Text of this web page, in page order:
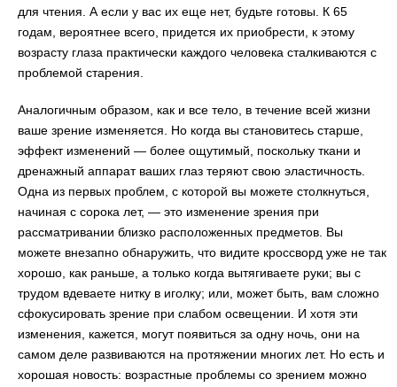
для чтения. А если у вас их еще нет, будьте готовы. К 65
годам, вероятнее всего, придется их приобрести, к этому
возрасту глаза практически каждого человека сталкиваются с
проблемой старения.
Аналогичным образом, как и все тело, в течение всей жизни
ваше зрение изменяется. Но когда вы становитесь старше,
эффект изменений — более ощутимый, поскольку ткани и
дренажный аппарат ваших глаз теряют свою эластичность.
Одна из первых проблем, с которой вы можете столкнуться,
начиная с сорока лет, — это изменение зрения при
рассматривании близко расположенных предметов. Вы
можете внезапно обнаружить, что видите кроссворд уже не так
хорошо, как раньше, а только когда вытягиваете руки; вы с
трудом вдеваете нитку в иголку; или, может быть, вам сложно
сфокусировать зрение при слабом освещении. И хотя эти
изменения, кажется, могут появиться за одну ночь, они на
самом деле развиваются на протяжении многих лет. Но есть и
хорошая новость: возрастные проблемы со зрением можно